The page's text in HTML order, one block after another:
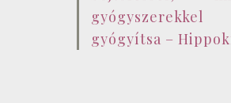
gyógyszerekkel
gyógyítsa –